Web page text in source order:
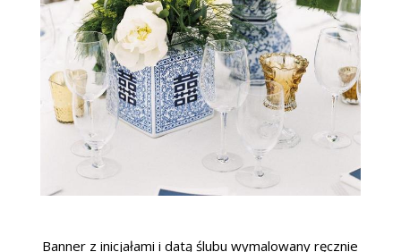
Banner z inicjałami i datą ślubu wymalowany ręcznie